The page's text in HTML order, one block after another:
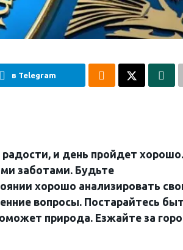
в Telegram
и день пройдет хорошо.
заботами. Будьте
хорошо анализировать
вопросы. Постарайтесь
природа. Езжайте за